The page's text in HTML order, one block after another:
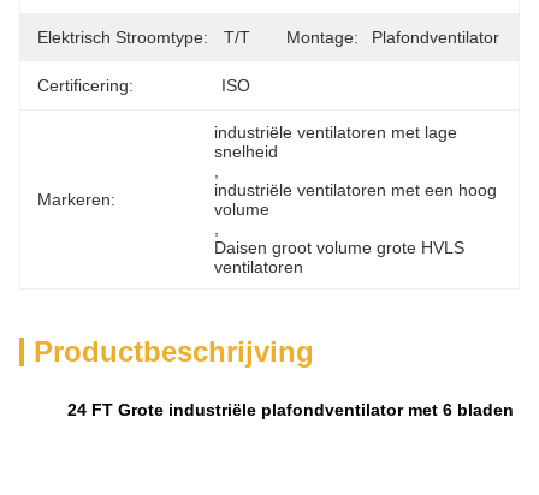
Elektrisch Stroomtype: T/T Montage: Plafondventilator
Certificering: ISO
Markeren:
industriële ventilatoren met lage
snelheid
industriële ventilatoren met een hoog
volume
Daisen groot volume grote HVLS
ventilatoren
Productbeschrijving
24 FT Grote industriële plafondventilator met 6 bladen